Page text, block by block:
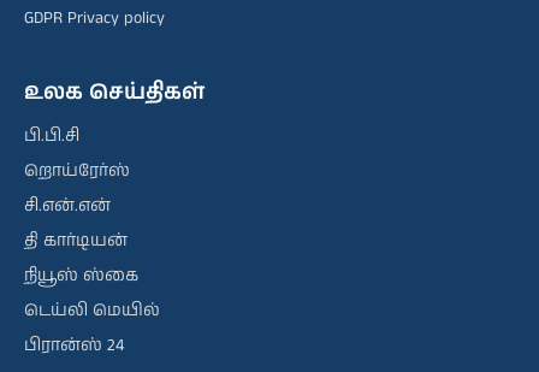
GDPR Privacy policy
உலக செய்திகள்
பி.பி.சி
றொய்ரேர்ஸ்
சி.என்.என்
தி கார்டியன்
நியூஸ் ஸ்கை
டெய்லி மெயில்
பிரான்ஸ் 24